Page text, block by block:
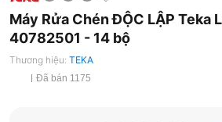
Máy Rửa Chén ĐỘC LẬP Teka
40782501 - 14 bộ
Thương hiệu: TEKA
Đã bán 1175